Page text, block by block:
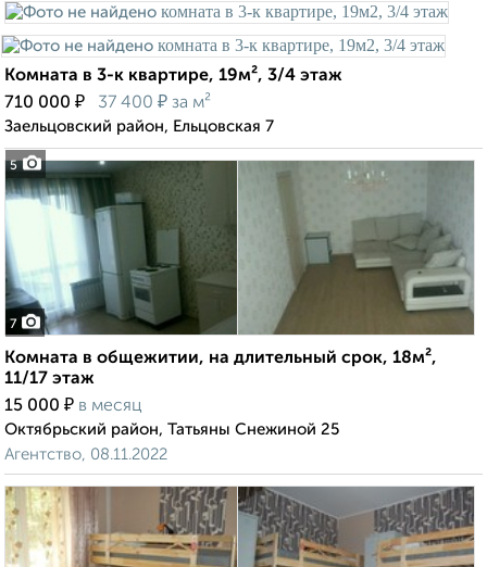
5
Комната в 3-к квартире, 19м², 3/4 этаж
710 000 ₽ 37 400 ₽ за м²
Заельцовский район, Ельцовская 7
7
Комната в общежитии, на длительный срок, 18м²,
11/17 этаж
15 000 ₽ в месяц
Октябрьский район, Татьяны Снежиной 25
Агентство, 08.11.2022